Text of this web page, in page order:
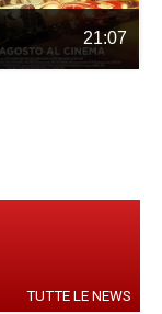
21:07
TUTTE LE NEWS